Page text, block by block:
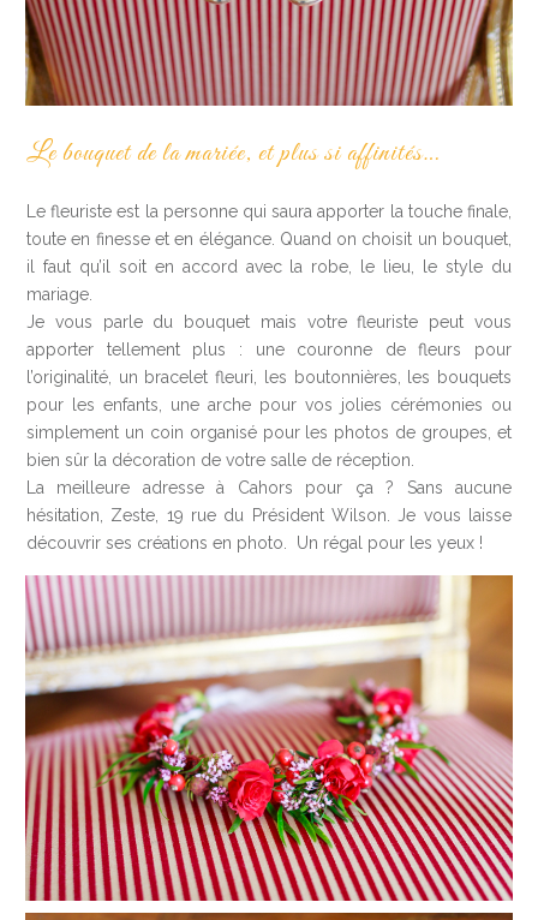
Le bouquet de la mariée, et plus si affinités…
Le fleuriste est la personne qui saura apporter la touche finale,
toute en finesse et en élégance. Quand on choisit un bouquet,
il faut qu’il soit en accord avec la robe, le lieu, le style du
mariage.
Je vous parle du bouquet mais votre fleuriste peut vous
apporter tellement plus : une couronne de fleurs pour
l’originalité, un bracelet fleuri, les boutonnières, les bouquets
pour les enfants, une arche pour vos jolies cérémonies ou
simplement un coin organisé pour les photos de groupes, et
bien sûr la décoration de votre salle de réception.
La meilleure adresse à Cahors pour ça ? Sans aucune
hésitation, Zeste, 19 rue du Président Wilson. Je vous laisse
découvrir ses créations en photo. Un régal pour les yeux !